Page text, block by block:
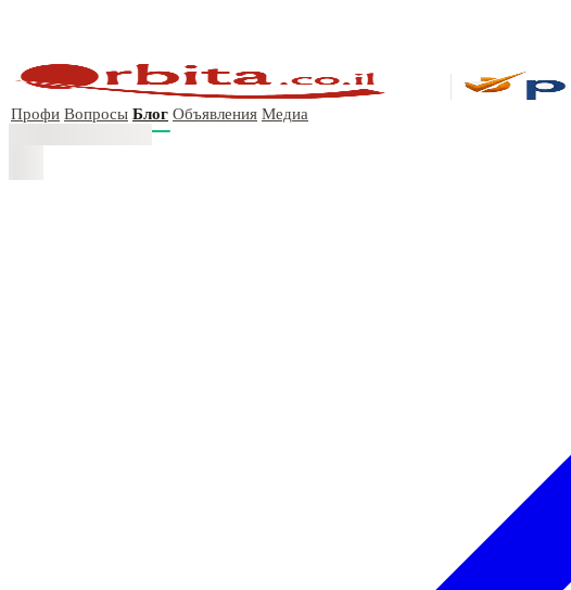
Профи Вопросы Блог Объявления Медиа